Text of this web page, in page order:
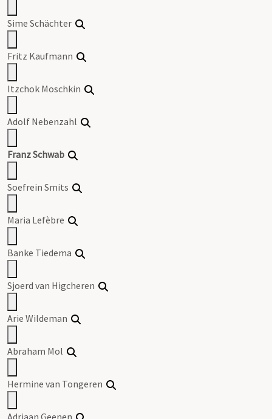
Sime Schächter
Fritz Kaufmann
Itzchok Moschkin
Adolf Nebenzahl
FranzSchwab
Soefrein Smits
Maria Lefèbre
Banke Tiedema
Sjoerd van Higcheren
Arie Wildeman
Abraham Mol
Hermine van Tongeren
Adriaan Geenen